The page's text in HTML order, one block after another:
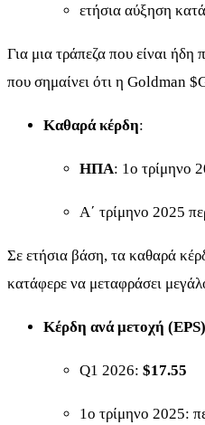
ετήσια αύξηση κατά
Για μια τράπεζα που είναι
που σημαίνει ότι η Goldman
Καθαρά κέρδη:
ΗΠΑ: 1ο τρίμηνο
Α΄ τρίμηνο 2025
Σε ετήσια βάση, τα καθαρά
κατάφερε να μεταφράσει
Κέρδη ανά μετοχή (EPS)
Q1 2026: $17.55
1ο τρίμηνο 2025: